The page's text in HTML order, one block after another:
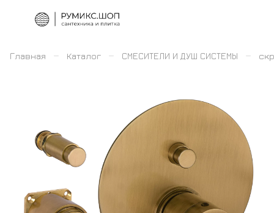
Главная – Каталог – СМЕСИТЕЛИ И ДУШ СИСТЕМЫ –